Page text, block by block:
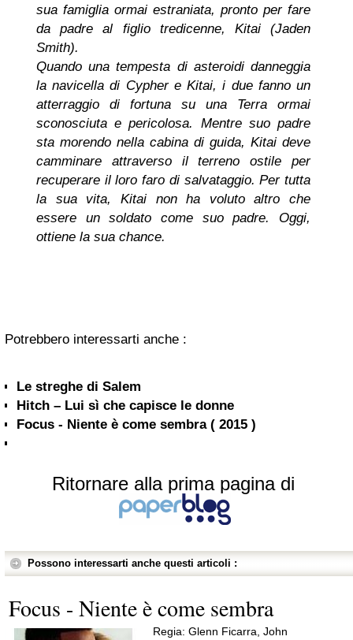
sua famiglia ormai estraniata, pronto per fare
da padre al figlio tredicenne, Kitai (Jaden
Smith).
Quando una tempesta di asteroidi danneggia
la navicella di Cypher e Kitai, i due fanno un
atterraggio di fortuna su una Terra ormai
sconosciuta e pericolosa. Mentre suo padre
sta morendo nella cabina di guida, Kitai deve
camminare attraverso il terreno ostile per
recuperare il loro faro di salvataggio. Per tutta
la sua vita, Kitai non ha voluto altro che
essere un soldato come suo padre. Oggi,
ottiene la sua chance.
Potrebbero interessarti anche :
Le streghe di Salem
Hitch – Lui sì che capisce le donne
Focus - Niente è come sembra ( 2015 )
Ritornare alla prima pagina di
Possono interessarti anche questi articoli :
Focus - Niente è come sembra
Regia: Glenn Ficarra, John